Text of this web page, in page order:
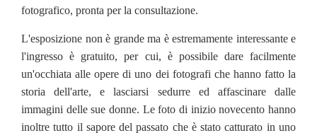
fotografico, pronta per la consultazione.
L'esposizione non è grande ma è estremamente interessante e
l'ingresso è gratuito, per cui, è possibile dare facilmente
un'occhiata alle opere di uno dei fotografi che hanno fatto la
storia dell'arte, e lasciarsi sedurre ed affascinare dalle
immagini delle sue donne. Le foto di inizio novecento hanno
inoltre tutto il sapore del passato che è stato catturato in uno